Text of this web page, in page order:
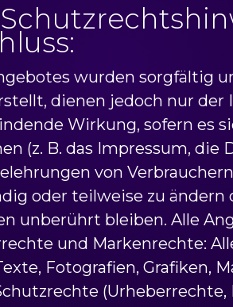
wurden sorgfältig
dienen jedoch nur der
Wirkung, sofern es
(z. B. das Impressum, die
von
oder teilweise zu ändern
unberührt bleiben. Alle
und Markenrechte:
Fotografien, Grafiken,
(Urheberrechte,